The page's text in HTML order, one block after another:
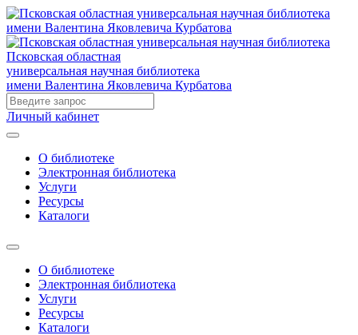
Псковская областная
универсальная научная библиотека
имени Валентина Яковлевича Курбатова
Личный кабинет
О библиотеке
Электронная библиотека
Услуги
Ресурсы
Каталоги
О библиотеке
Электронная библиотека
Услуги
Ресурсы
Каталоги